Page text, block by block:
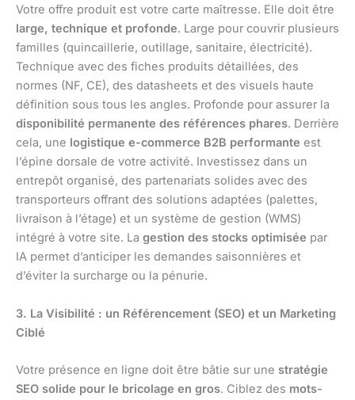
Votre offre produit est votre carte maîtresse. Elle doit être
large, technique et profonde. Large pour couvrir plusieurs
familles (quincaillerie, outillage, sanitaire, électricité).
Technique avec des fiches produits détaillées, des
normes (NF, CE), des datasheets et des visuels haute
définition sous tous les angles. Profonde pour assurer la
disponibilité permanente des références phares. Derrière
cela, une logistique e-commerce B2B performante est
l’épine dorsale de votre activité. Investissez dans un
entrepôt organisé, des partenariats solides avec des
transporteurs offrant des solutions adaptées (palettes,
livraison à l’étage) et un système de gestion (WMS)
intégré à votre site. La gestion des stocks optimisée par
IA permet d’anticiper les demandes saisonnières et
d’éviter la surcharge ou la pénurie.
3. La Visibilité : un Référencement (SEO) et un Marketing
Ciblé
Votre présence en ligne doit être bâtie sur une stratégie
SEO solide pour le bricolage en gros. Ciblez des mots-